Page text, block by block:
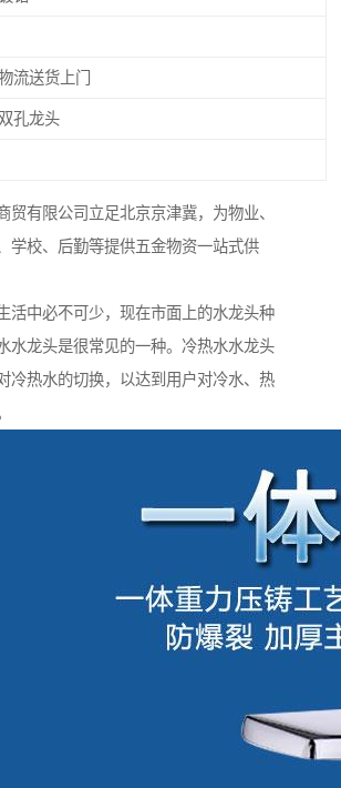
流送货上门
孔龙头
贸有限公司立足北京京津冀，为物业、
学校、后勤等提供五金物资一站式供
活中必不可少，现在市面上的水龙头种
水龙头是很常见的一种。冷热水水龙头
冷热水的切换，以达到用户对冷水、热